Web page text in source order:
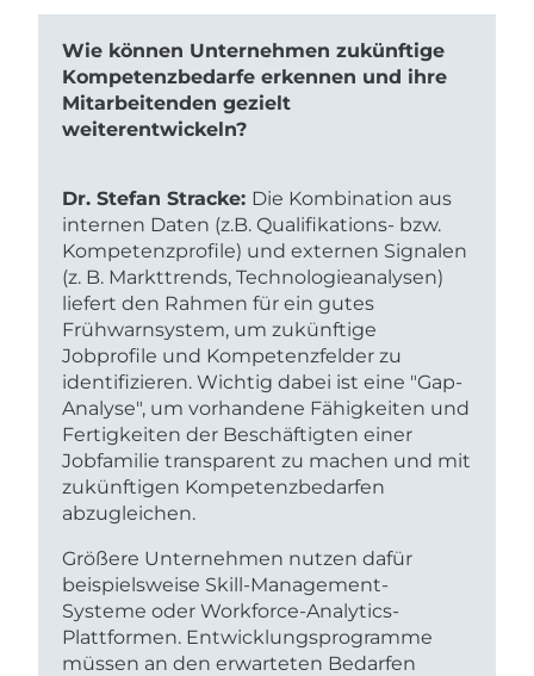
Wie können Unternehmen zukünftige
Kompetenzbedarfe erkennen und ihre
Mitarbeitenden gezielt
weiterentwickeln?
Dr. Stefan Stracke: Die Kombination aus
internen Daten (z.B. Qualifikations- bzw.
Kompetenzprofile) und externen Signalen
(z. B. Markttrends, Technologieanalysen)
liefert den Rahmen für ein gutes
Frühwarnsystem, um zukünftige
Jobprofile und Kompetenzfelder zu
identifizieren. Wichtig dabei ist eine "Gap-
Analyse", um vorhandene Fähigkeiten und
Fertigkeiten der Beschäftigten einer
Jobfamilie transparent zu machen und mit
zukünftigen Kompetenzbedarfen
abzugleichen.
Größere Unternehmen nutzen dafür
beispielsweise Skill-Management-
Systeme oder Workforce-Analytics-
Plattformen. Entwicklungsprogramme
müssen an den erwarteten Bedarfen